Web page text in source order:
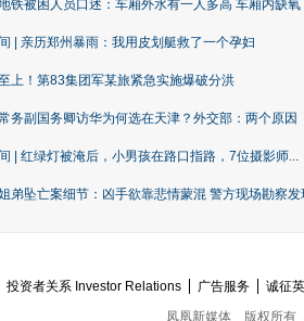
铁被困人员口述：车厢外水有一人多高 车厢内缺氧
| 亲历郑州暴雨：我用皮划艇救了一个孕妇
上！第83集团军某旅紧急实施爆破分洪
务副国务卿访华为何选在天津？外交部：两个原因
| 红绿灯被淹后，小男孩在路口指路，7位摄影师...
弟坠亡案细节：凶手欲靠悲情蒙混 警方现场勘察发
投资者关系 Investor Relations 广告服务 诚征
凤凰新媒体
版权所有